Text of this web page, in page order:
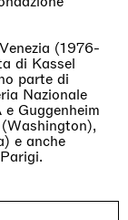
(1976-
di Kassel
parte di
Nazionale
Guggenheim
e anche